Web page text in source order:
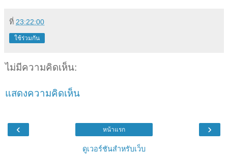
ที่ 23:22:00
ใช้ร่วมกัน
ไม่มีความคิดเห็น:
แสดงความคิดเห็น
‹ ›
หน้าแรก
ดูเวอร์ชันสำหรับเว็บ